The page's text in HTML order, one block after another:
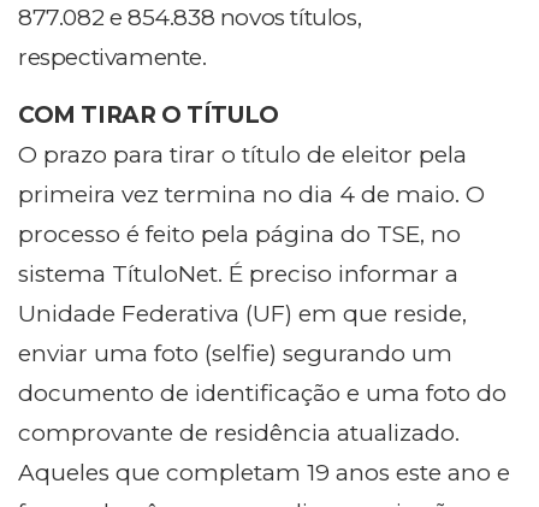
877.082 e 854.838 novos títulos,
respectivamente.
COM TIRAR O TÍTULO
O prazo para tirar o título de eleitor pela
primeira vez termina no dia 4 de maio. O
processo é feito pela página do TSE, no
sistema TítuloNet. É preciso informar a
Unidade Federativa (UF) em que reside,
enviar uma foto (selfie) segurando um
documento de identificação e uma foto do
comprovante de residência atualizado.
Aqueles que completam 19 anos este ano e